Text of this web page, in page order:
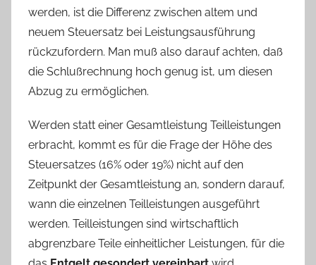
werden, ist die Differenz zwischen altem und
neuem Steuersatz bei Leistungsausführung
rückzufordern. Man muß also darauf achten, daß
die Schlußrechnung hoch genug ist, um diesen
Abzug zu ermöglichen.
Werden statt einer Gesamtleistung Teilleistungen
erbracht, kommt es für die Frage der Höhe des
Steuersatzes (16% oder 19%) nicht auf den
Zeitpunkt der Gesamtleistung an, sondern darauf,
wann die einzelnen Teilleistungen ausgeführt
werden. Teilleistungen sind wirtschaftlich
abgrenzbare Teile einheitlicher Leistungen, für die